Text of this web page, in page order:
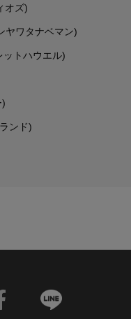
オズ)
ヤワタナベマン)
ットハウエル)
)
ンド)